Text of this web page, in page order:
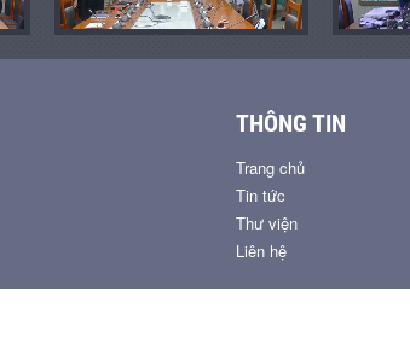
THÔNG TIN
Trang chủ
Tin tức
Thư viện
Liên hệ